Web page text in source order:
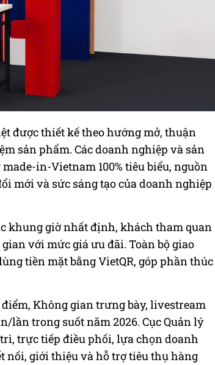
được thiết kế theo hướng mở, thuận
sản phẩm. Các doanh nghiệp và sản
in-Vietnam 100% tiêu biểu, nguồn
mới và sức sáng tạo của doanh nghiệp
khung giờ nhất định, khách tham quan
với mức giá ưu đãi. Toàn bộ giao
tiền mặt bằng VietQR, góp phần thúc
Không gian trưng bày, livestream
lần trong suốt năm 2026. Cục Quản lý
trực tiếp điều phối, lựa chọn doanh
nối, giới thiệu và hỗ trợ tiêu thụ hàng